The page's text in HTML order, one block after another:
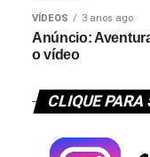
VÍDEOS 3 anos ago
Anúncio:
o vídeo
CLIQUE PARA